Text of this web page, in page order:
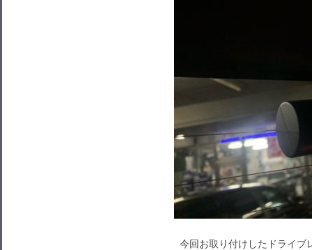
今回お取り付けしたドライブ